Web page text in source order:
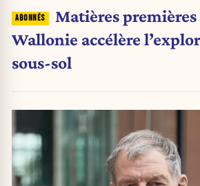
Matières
Wallonie accélère
sous-sol